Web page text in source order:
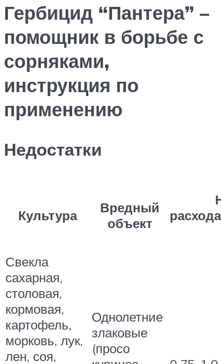
Гербицид “Пантера” –
помощник в борьбе с
сорняками,
инструкция по
применению
Недостатки
Культура
Вредный
объект
Свекла
сахарная,
столовая,
кормовая,
картофель,
морковь, лук,
лен, соя,
Однолетние
злаковые
(просо